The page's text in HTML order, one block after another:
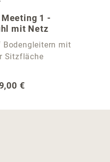
1 -
mit Netz
Bodengleitern mit
Sitzfläche
Preis:
€